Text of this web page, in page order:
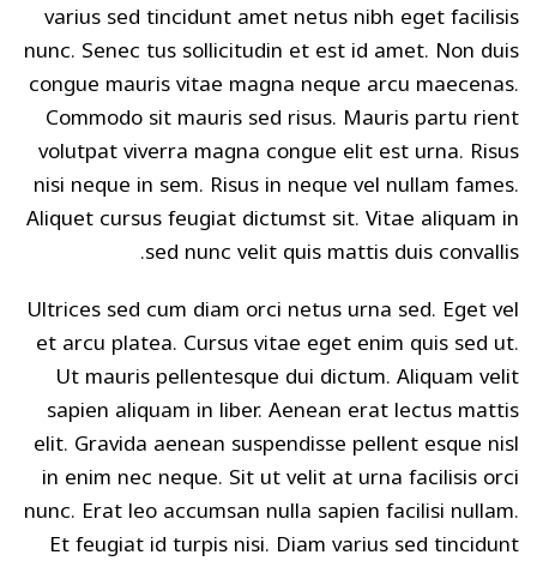
varius sed tincidunt amet netus nibh eget facilisis
nunc. Senec tus sollicitudin et est id amet. Non duis
congue mauris vitae magna neque arcu maecenas.
Commodo sit mauris sed risus. Mauris partu rient
volutpat viverra magna congue elit est urna. Risus
nisi neque in sem. Risus in neque vel nullam fames.
Aliquet cursus feugiat dictumst sit. Vitae aliquam in
sed nunc velit quis mattis duis convallis.
Ultrices sed cum diam orci netus urna sed. Eget vel
et arcu platea. Cursus vitae eget enim quis sed ut.
Ut mauris pellentesque dui dictum. Aliquam velit
sapien aliquam in liber. Aenean erat lectus mattis
elit. Gravida aenean suspendisse pellent esque nisl
in enim nec neque. Sit ut velit at urna facilisis orci
nunc. Erat leo accumsan nulla sapien facilisi nullam.
Et feugiat id turpis nisi. Diam varius sed tincidunt